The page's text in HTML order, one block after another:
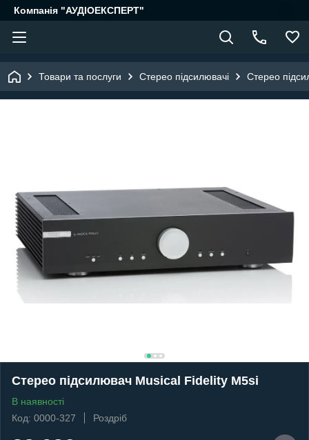
Компанія "АУДІОЕКСПЕРТ"
Товари та послуги Стерео підсилювачі Стерео
Стерео підсилювач Musical Fidelity M5si
В наявності
Код: 0000-327
Роздріб